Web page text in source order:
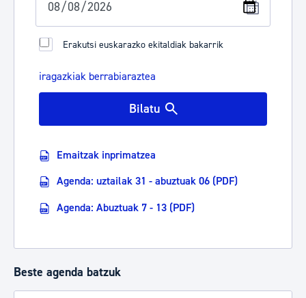
Erakutsi euskarazko ekitaldiak bakarrik
iragazkiak berrabiaraztea
Bilatu
Emaitzak inprimatzea
Agenda: uztailak 31 - abuztuak 06 (PDF)
Agenda: Abuztuak 7 - 13 (PDF)
Beste agenda batzuk